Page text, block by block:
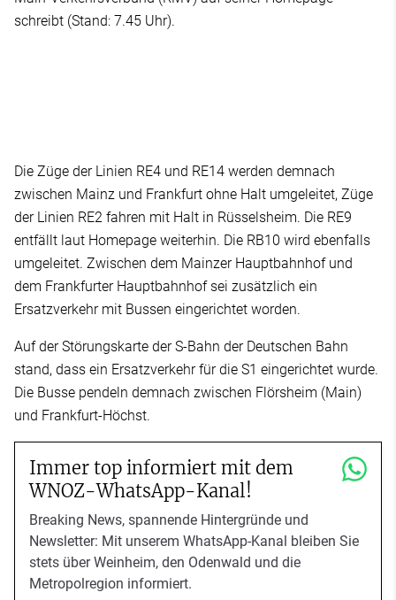
schreibt (Stand: 7.45 Uhr).
Die Züge der Linien RE4 und RE14 werden demnach
zwischen Mainz und Frankfurt ohne Halt umgeleitet, Züge
der Linien RE2 fahren mit Halt in Rüsselsheim. Die RE9
entfällt laut Homepage weiterhin. Die RB10 wird ebenfalls
umgeleitet. Zwischen dem Mainzer Hauptbahnhof und
dem Frankfurter Hauptbahnhof sei zusätzlich ein
Ersatzverkehr mit Bussen eingerichtet worden.
Auf der Störungskarte der S-Bahn der Deutschen Bahn
stand, dass ein Ersatzverkehr für die S1 eingerichtet wurde.
Die Busse pendeln demnach zwischen Flörsheim (Main)
und Frankfurt-Höchst.
Immer top informiert mit dem
WNOZ-WhatsApp-Kanal!
Breaking News, spannende Hintergründe und
Newsletter: Mit unserem WhatsApp-Kanal bleiben Sie
stets über Weinheim, den Odenwald und die
Metropolregion informiert.